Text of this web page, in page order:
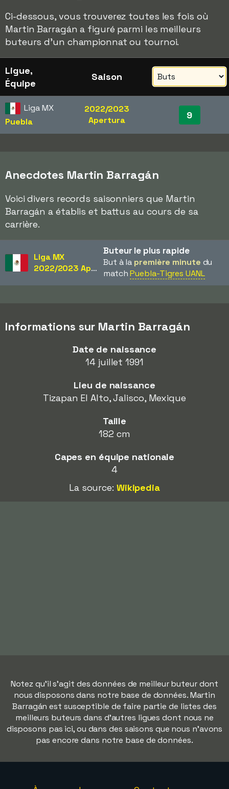
Ci-dessous, vous trouverez toutes les fois où
Martin Barragán a figuré parmi les meilleurs
buteurs d'un championnat ou tournoi.
Ligue,
Équipe
Saison
Liga MX
Puebla
2022/2023
Apertura
9
Anecdotes Martin Barragán
Voici divers records saisonniers que Martin
Barragán a établis et battus au cours de sa
carrière.
Liga MX
2022/2023 Apertura
Buteur le plus rapide
But à la première minute du
matchPuebla-Tigres UANL
Informations sur Martin Barragán
Date de naissance
14 juillet 1991
Lieu de naissance
Tizapan El Alto, Jalisco, Mexique
Taille
182 cm
Capes en équipe nationale
4
La source: Wikipedia
Notez qu'il s'agit des données de meilleur buteur dont
nous disposons dans notre base de données. Martin
Barragán est susceptible de faire partie de listes des
meilleurs buteurs dans d'autres ligues dont nous ne
disposons pas ici, ou dans des saisons que nous n'avons
pas encore dans notre base de données.